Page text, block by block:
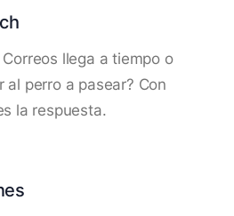
llega a tiempo o
al perro a pasear? Con
la respuesta.